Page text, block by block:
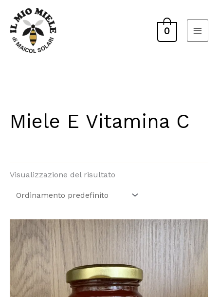
contenuto
0
Miele E Vitamina C
Visualizzazione del risultato